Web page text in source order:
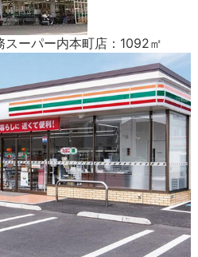
ーパー内本町店：1092㎡